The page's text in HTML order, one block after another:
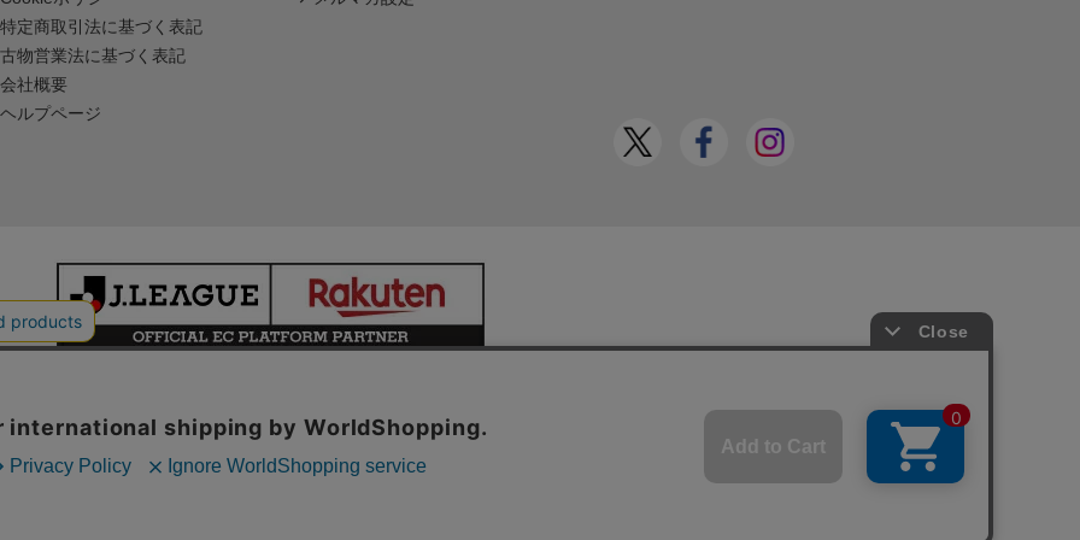
特定商取引法に基づく表記
古物営業法に基づく表記
会社概要
ヘルプページ
本サイトで使用している文章・画像等の無断での複製・転載を禁止します。
© JAPAN PROFESSIONAL FOOTBALL LEAGUE Rakuten Group, Inc.
ALL RIGHTS RESERVED.